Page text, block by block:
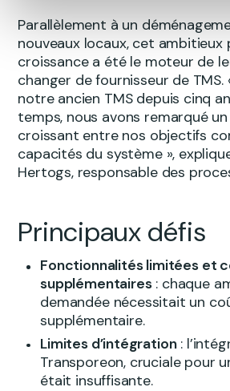
Parallèlement à un
nouveaux locaux, cet ambitieux
croissance a été le moteur de
changer de fournisseur de TMS.
notre ancien TMS depuis cinq
temps, nous avons remarqué
croissant entre nos objectifs
capacités du système »,
Hertogs, responsable des
Principaux défis
Fonctionnalités limitées et
supplémentaires: chaque
demandée nécessitait un
supplémentaire.
Limites d’intégration:
Transporeon, cruciale pour
était insuffisante.